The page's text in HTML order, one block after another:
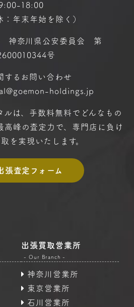
18:00
：年末年始を除く）
神奈川県公安委員会 第
号
するお問い合わせ
holdings.jp
ルは、手数料無料で どんなもの
高峰の査定力で、専門店に 負け
を実現いたします。
張査定フォーム
出張買取営業所
- Our Branch -
神奈川営業所
東京営業所
石川営業所